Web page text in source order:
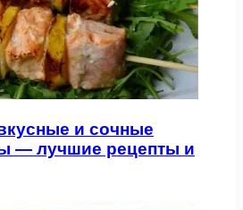
и сочные
— лучшие рецепты и